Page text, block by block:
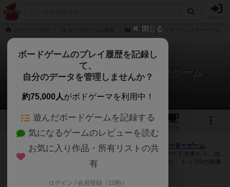
ドラえもんサッカーシューターゲーム
ドラえもんサッカーシューターゲーム
0件の画像
カフェ
ボドゲーマにログインすると、 「ドラえもんサッカーシューターゲーム
（Doraemon soccer shooter game）」
の画像をアップロード出来たり、他
のユーザーの投稿画像に評価を付けることができます。また、トップ6の画像
閉じる
ボードゲームのプレイ履歴を記録し
て、
自分のデータを管理しませんか？
約75,000人がボドゲーマを利用中！
遊んだボードゲームを記録する
気になるゲームのレビューを読む
お気に入り作品・所有リストの共
有
ログイン / 会員登録（10秒）